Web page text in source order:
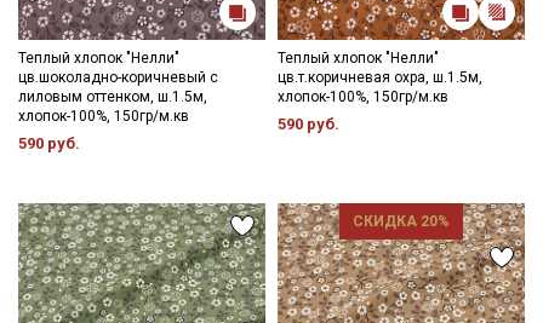
Теплый хлопок "Нелли"
цв.шоколадно-коричневый с
лиловым оттенком, ш.1.5м,
хлопок-100%, 150гр/м.кв
590 руб.
Теплый хлопок "Нелли"
цв.т.коричневая охра, ш.1.5м,
хлопок-100%, 150гр/м.кв
590 руб.
СКИДКА 20%